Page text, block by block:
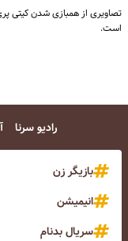
تصاویری از همبازی شدن کیتی
است.
رادیو سرنا
بازیگر زن
انیمیشن
سریال بدنام